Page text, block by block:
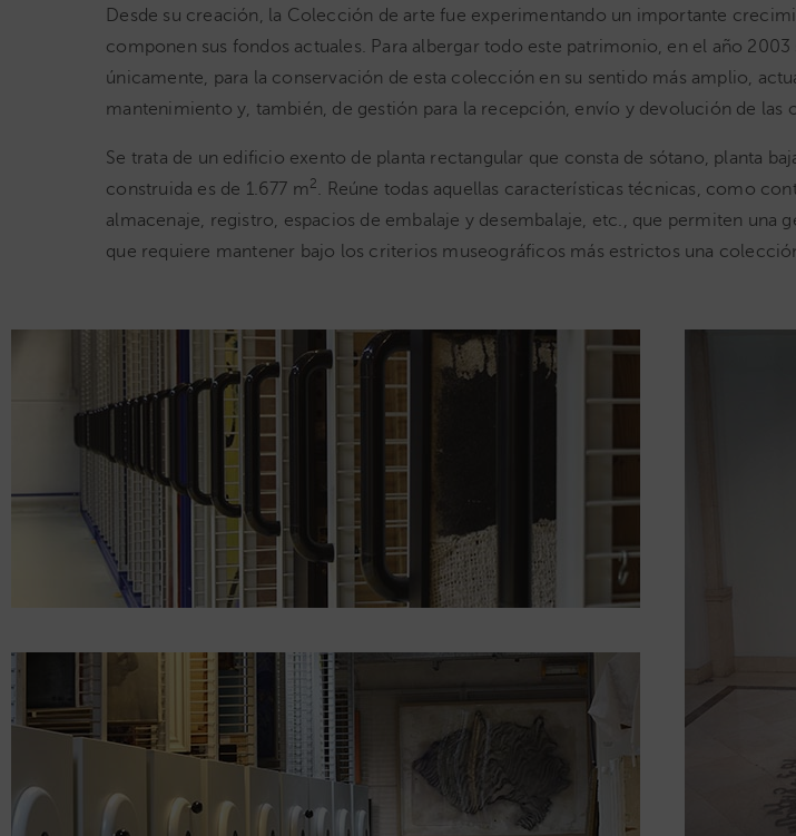
Desde su creación, la Colección de arte fue experimentando un importante
componen sus fondos actuales. Para albergar todo este patrimonio, en el año
únicamente, para la conservación de esta colección en su sentido más amplio,
mantenimiento y, también, de gestión para la recepción, envío y devolución de las
Se trata de un edificio exento de planta rectangular que consta de sótano, planta
construida es de 1.677 m 2. Reúne todas aquellas características técnicas, como
almacenaje, registro, espacios de embalaje y desembalaje, etc., que permiten una
que requiere mantener bajo los criterios museográficos más estrictos una